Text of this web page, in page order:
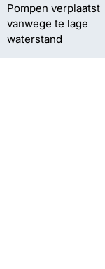
Pompen verplaatst
vanwege te lage
waterstand
Delen Amelisweerd